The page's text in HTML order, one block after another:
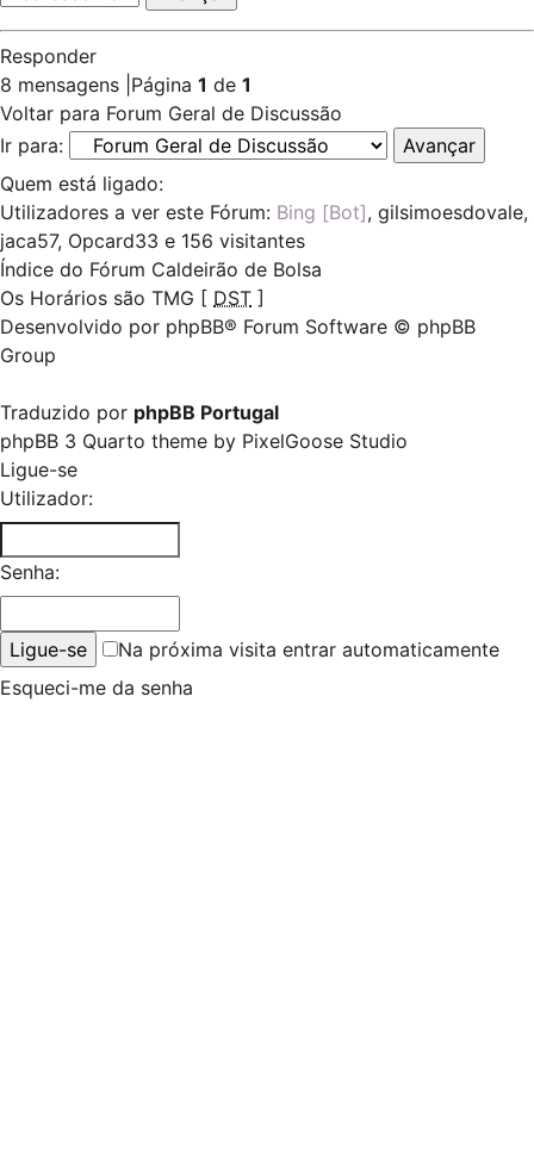
Responder
8 mensagens Página 1 de 1
Voltar para Forum Geral de Discussão
Ir para:
Quem está ligado:
Utilizadores a ver este Fórum: Bing [Bot], gilsimoesdovale,
jaca57, Opcard33 e 156 visitantes
Índice do Fórum Caldeirão de Bolsa
Os Horários são TMG [ DST ]
Desenvolvido por phpBB® Forum Software © phpBB
Group
Traduzido por phpBB Portugal
phpBB 3 Quarto theme by PixelGoose Studio
Ligue-se
Utilizador:
Senha:
Na próxima visita entrar automaticamente
Esqueci-me da senha